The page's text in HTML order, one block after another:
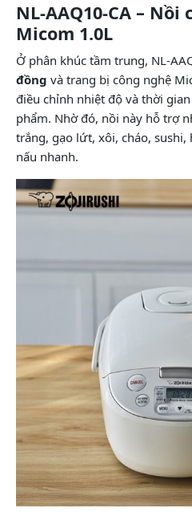
NL-AAQ10-CA –
Micom 1.0L
Ở phân khúc tầm trung, NL-
đồng và trang bị công nghệ
điều chỉnh nhiệt độ và thời
phẩm. Nhờ đó, nồi này hỗ trợ
trắng, gạo lứt, xôi, cháo,
nấu nhanh.